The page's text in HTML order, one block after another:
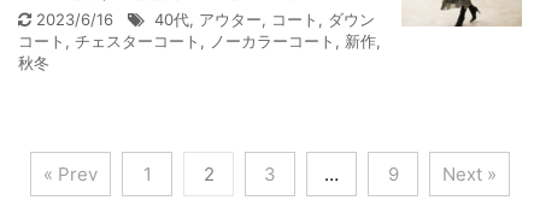
2023/6/16 40代, アウター, コート , ダウン
コート , チェスターコート , ノーカラーコート , 新作,
秋冬
« Prev 1 2 3 … 9 Next »